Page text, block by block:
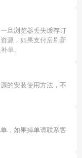
旦浏览器丢失缓存订
源，如果支付后刷新
单。
的安装使用方法，不
，如果掉单请联系客